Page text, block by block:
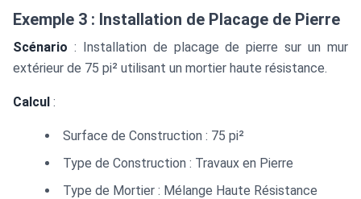
Exemple 3 : Installation de Placage de Pierre
Scénario : Installation de placage de pierre sur un mur
extérieur de 75 pi² utilisant un mortier haute résistance.
Calcul :
Surface de Construction : 75 pi²
Type de Construction : Travaux en Pierre
Type de Mortier : Mélange Haute Résistance